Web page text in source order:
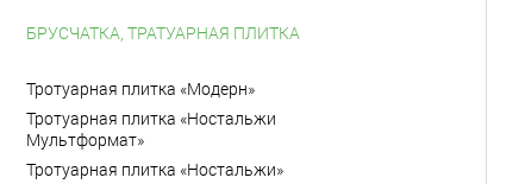
БРУСЧАТКА, ТРАТУАРНАЯ ПЛИТКА
Тротуарная плитка «Модерн»
Тротуарная плитка «Ностальжи
Мультформат»
Тротуарная плитка «Ностальжи»